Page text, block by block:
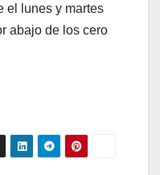
el lunes y martes
abajo de los cero